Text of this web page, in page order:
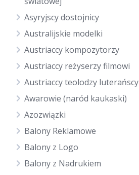
Asyryjscy dostojnicy
Australijskie modelki
Austriaccy kompozytorzy
Austriaccy reżyserzy filmowi
Austriaccy teolodzy luterańscy
Awarowie (naród kaukaski)
Azozwiązki
Balony Reklamowe
Balony z Logo
Balony z Nadrukiem